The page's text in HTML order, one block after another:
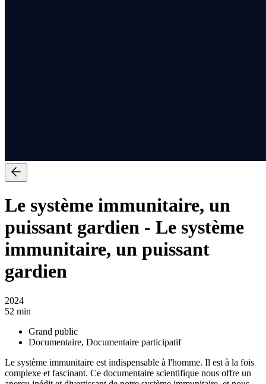
Le système immunitaire, un
puissant gardien - Le système
immunitaire, un puissant
gardien
2024
52 min
Grand public
Documentaire, Documentaire participatif
Le système immunitaire est indispensable à l'homme. Il est à la fois
complexe et fascinant. Ce documentaire scientifique nous offre un